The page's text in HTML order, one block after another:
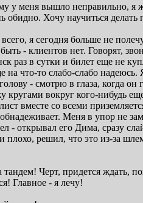
у меня вышло неправильно, я
обидно. Хочу научиться
всего, я сегодня больше не
- клиентов нет. Говорят,
раз в сутки и билет еще не
на что-то слабо-слабо
- смотрю в глаза, когда
вокруг кого-нибудь
вместе со всеми
Меня в упор не
- открывал его Дима, сразу
решил, что это из-за
Черт, придется ждать,
Главное - я лечу!